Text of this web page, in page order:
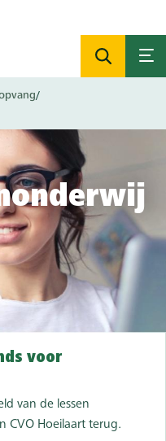
voor
van de lessen
CVO Hoeilaart terug.